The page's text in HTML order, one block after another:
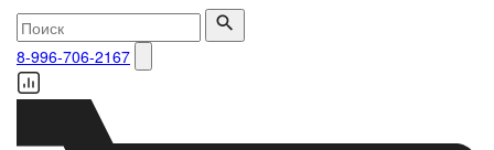
8-996-706-2167